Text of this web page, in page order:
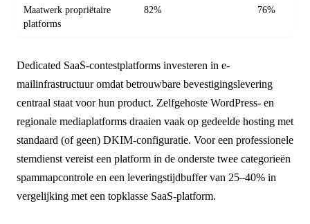
Maatwerk propriëtaire
platforms
82% 76%
Dedicated SaaS-contestplatforms investeren in e-
mailinfrastructuur omdat betrouwbare bevestigingslevering
centraal staat voor hun product. Zelfgehoste WordPress- en
regionale mediaplatforms draaien vaak op gedeelde hosting met
standaard (of geen) DKIM-configuratie. Voor een professionele
stemdienst vereist een platform in de onderste twee categorieën
spammapcontrole en een leveringstijdbuffer van 25–40% in
vergelijking met een topklasse SaaS-platform.